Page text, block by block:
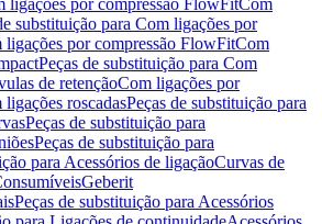
ligações por compressão FlowFitCom
substituição para Com ligações por
ligações por compressão FlowFitCom
Peças de substituição para Com
de retençãoCom ligações por
ligações roscadasPeças de substituição para
Peças de substituição para
Peças de substituição para
para Acessórios de ligaçãoCurvas de
Geberit
Peças de substituição para Acessórios